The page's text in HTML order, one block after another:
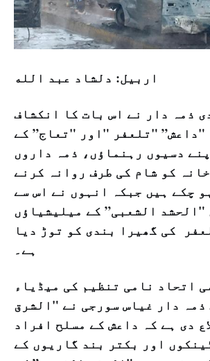
اربيل: دلشاد عبد الله
ذمہ دار نے اس بات کا انکشاف
"داعش” "تلعفر "اور "تعاج” کے
دسیوں رہنماؤں، ذمہ داروں
کو شام کی طرف روانہ کرنے
چکے ہیں جبکہ انہوں نے اس سے
"الحشد الشعبی” کے میلیشیاؤں
کی گھیرا بندی کو توڑ دیا
ہے۔
اتحاد نامی تنظیم کی میڈیاء
ذمہ دار غیاس سورجی نے "الشرق
دی ہے کہ داعش کے مسلح افراد
اور بکتر بند گاریوں کے